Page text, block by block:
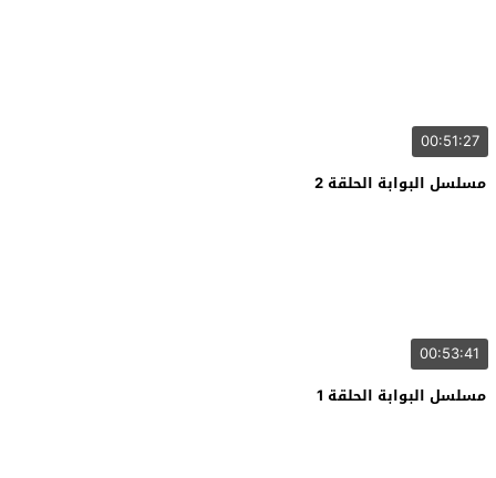
00:51:27
مسلسل البوابة الحلقة 2
00:53:41
مسلسل البوابة الحلقة 1